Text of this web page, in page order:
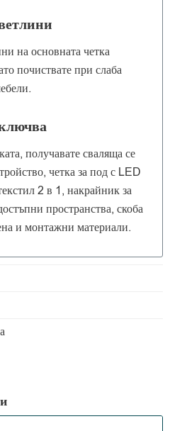
на основната четка
почиствате при слаба
получавате сваляща се
четка за под с LED
2 в 1, накрайник за
пространства, скоба
и монтажни материали.